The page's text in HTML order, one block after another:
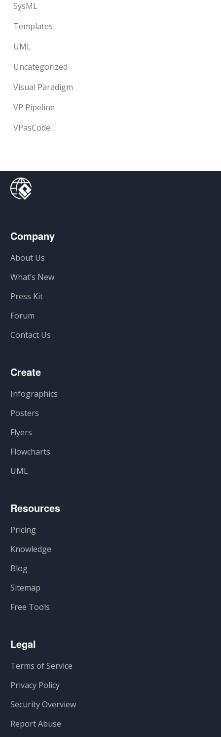
SysML
Templates
UML
Uncategorized
Visual Paradigm
VP Pipeline
VPasCode
Company
About Us
What’s New
Press Kit
Forum
Contact Us
Create
Infographics
Posters
Flyers
Flowcharts
UML
Resources
Pricing
Knowledge
Blog
Sitemap
Free Tools
Legal
Terms of Service
Privacy Policy
Security Overview
Report Abuse